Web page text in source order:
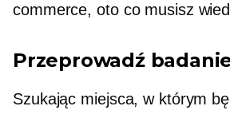
commerce, oto co musisz
Przeprowadź
Szukając miejsca, w którym